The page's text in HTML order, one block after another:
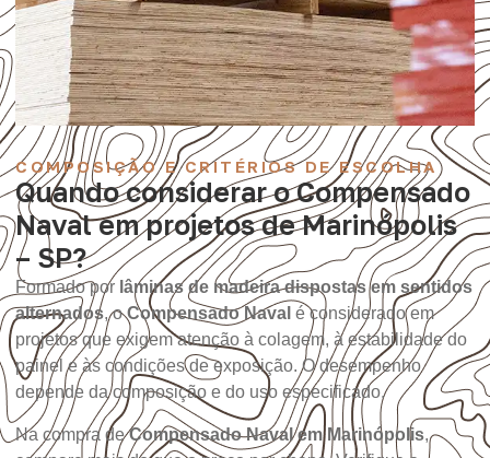
COMPOSIÇÃO E CRITÉRIOS DE ESCOLHA
Quando considerar o Compensado
Naval em projetos de Marinópolis
– SP?
Formado por lâminas de madeira dispostas em sentidos
alternados, oCompensado Naval é considerado em
projetos que exigem atenção à colagem, à estabilidade do
painel e às condições de exposição. O desempenho
depende da composição e do uso especificado.
Na compra deCompensado Naval em Marinópolis,